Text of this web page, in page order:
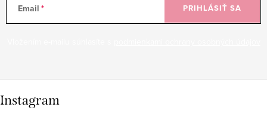
Email PRIHLÁSIŤ SA
Instagram